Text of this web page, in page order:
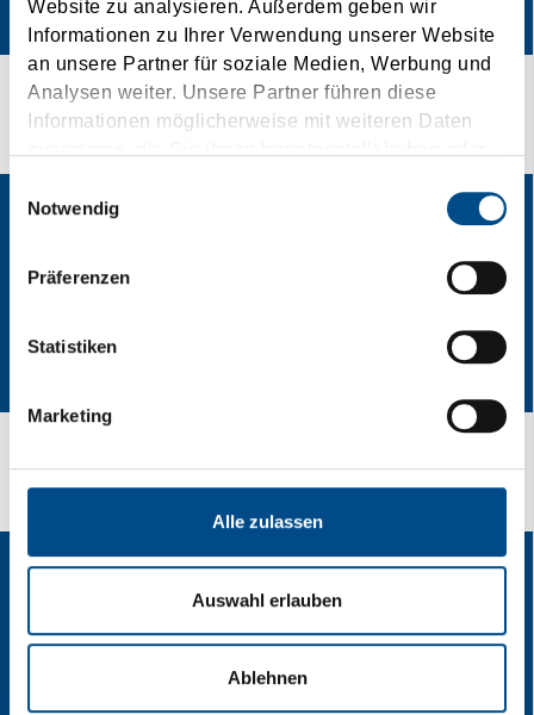
Website zu analysieren. Außerdem geben wir
Informationen zu Ihrer Verwendung unserer Website
an unsere Partner für soziale Medien, Werbung und
Analysen weiter. Unsere Partner führen diese
Informationen möglicherweise mit weiteren Daten
zusammen, die Sie ihnen bereitgestellt haben oder
gesammelt haben.
Notwendig
Präferenzen
Statistiken
Marketing
Alle zulassen
Auswahl erlauben
Ablehnen